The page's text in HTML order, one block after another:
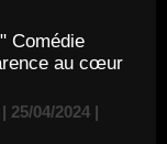
Comédie
au cœur
25/04/2024 |